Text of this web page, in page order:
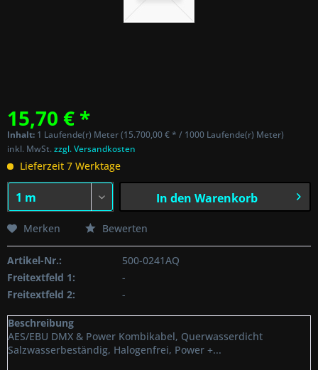
15,70 € *
Inhalt: 1 Laufende(r) Meter (15.700,00 € * / 1000 Laufende(r) Meter)
inkl. MwSt.zzgl. Versandkosten
Lieferzeit 7 Werktage
In den Warenkorb
Merken Bewerten
Artikel-Nr.:
500-0241AQ
Freitextfeld 1:
-
Freitextfeld 2:
-
Beschreibung
AES/EBU DMX & Power Kombikabel, Querwasserdicht
Salzwasserbeständig, Halogenfrei, Power +...